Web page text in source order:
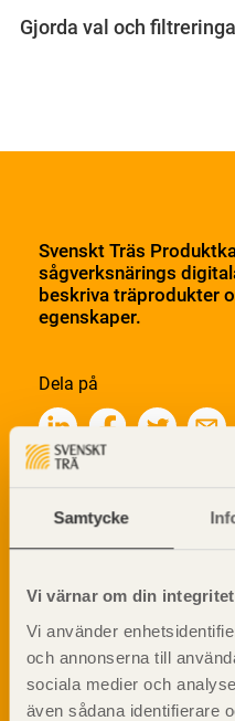
Samtycke
Vi värnar om din integritet
Vi använder
och annonserna till
sociala medier och
även sådana identifierare
Gjorda val och
Svenskt Träs
sågverksnärings
beskriva träprodukter
egenskaper.
Dela på
Prenumerera på
informationsutskick!